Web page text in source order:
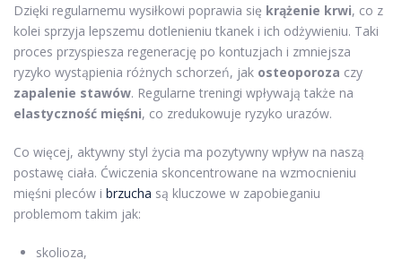
Dzięki regularnemu wysiłkowi poprawia się krążenie krwi, co z
kolei sprzyja lepszemu dotlenieniu tkanek i ich odżywieniu. Taki
proces przyspiesza regenerację po kontuzjach i zmniejsza
ryzyko wystąpienia różnych schorzeń, jak osteoporoza czy
zapalenie stawów. Regularne treningi wpływają także na
elastyczność mięśni, co zredukowuje ryzyko urazów.
Co więcej, aktywny styl życia ma pozytywny wpływ na naszą
postawę ciała. Ćwiczenia skoncentrowane na wzmocnieniu
mięśni pleców i brzucha są kluczowe w zapobieganiu
problemom takim jak:
skolioza,